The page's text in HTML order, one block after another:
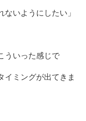
ないようにしたい」
ういった感じで
イミングが出てきま